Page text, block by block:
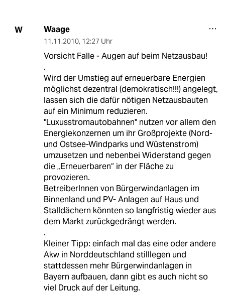
W Waage
11.11.2010, 12:27 Uhr
Vorsicht Falle - Augen auf beim Netzausbau!
.
Wird der Umstieg auf erneuerbare Energien
möglichst dezentral (demokratisch!!!) angelegt,
lassen sich die dafür nötigen Netzausbauten
auf ein Minimum reduzieren.
"Luxusstromautobahnen" nutzen vor allem den
Energiekonzernen um ihr Großprojekte (Nord-
und Ostsee-Windparks und Wüstenstrom)
umzusetzen und nebenbei Widerstand gegen
die „Erneuerbaren“ in der Fläche zu
provozieren.
BetreiberInnen von Bürgerwindanlagen im
Binnenland und PV- Anlagen auf Haus und
Stalldächern könnten so langfristig wieder aus
dem Markt zurückgedrängt werden.
.
Kleiner Tipp: einfach mal das eine oder andere
Akw in Norddeutschland stilllegen und
stattdessen mehr Bürgerwindanlagen in
Bayern aufbauen, dann gibt es auch nicht so
viel Druck auf der Leitung.